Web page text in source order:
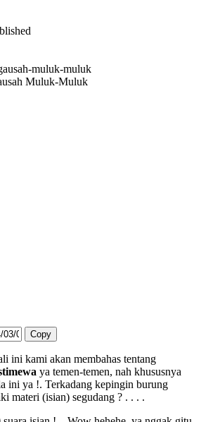
Muluk-Muluk
Copy
ini kami akan membahas tentang
ya temen-temen, nah khususnya
ini ya !. Terkadang kepingin burung
materi (isian) segudang ? . . . .